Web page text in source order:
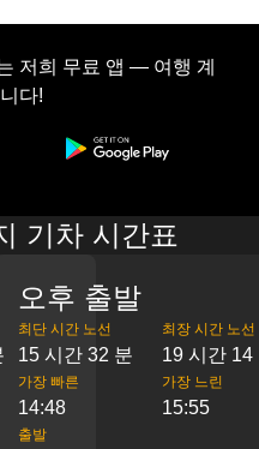
저희 무료 앱 — 여행 계
다!
기차 시간표
오후 출발
최단 시간 노선
15 시간 32 분
최장 시간 노선
19 시간 14
가장 빠른
14:48
가장 느린
15:55
출발